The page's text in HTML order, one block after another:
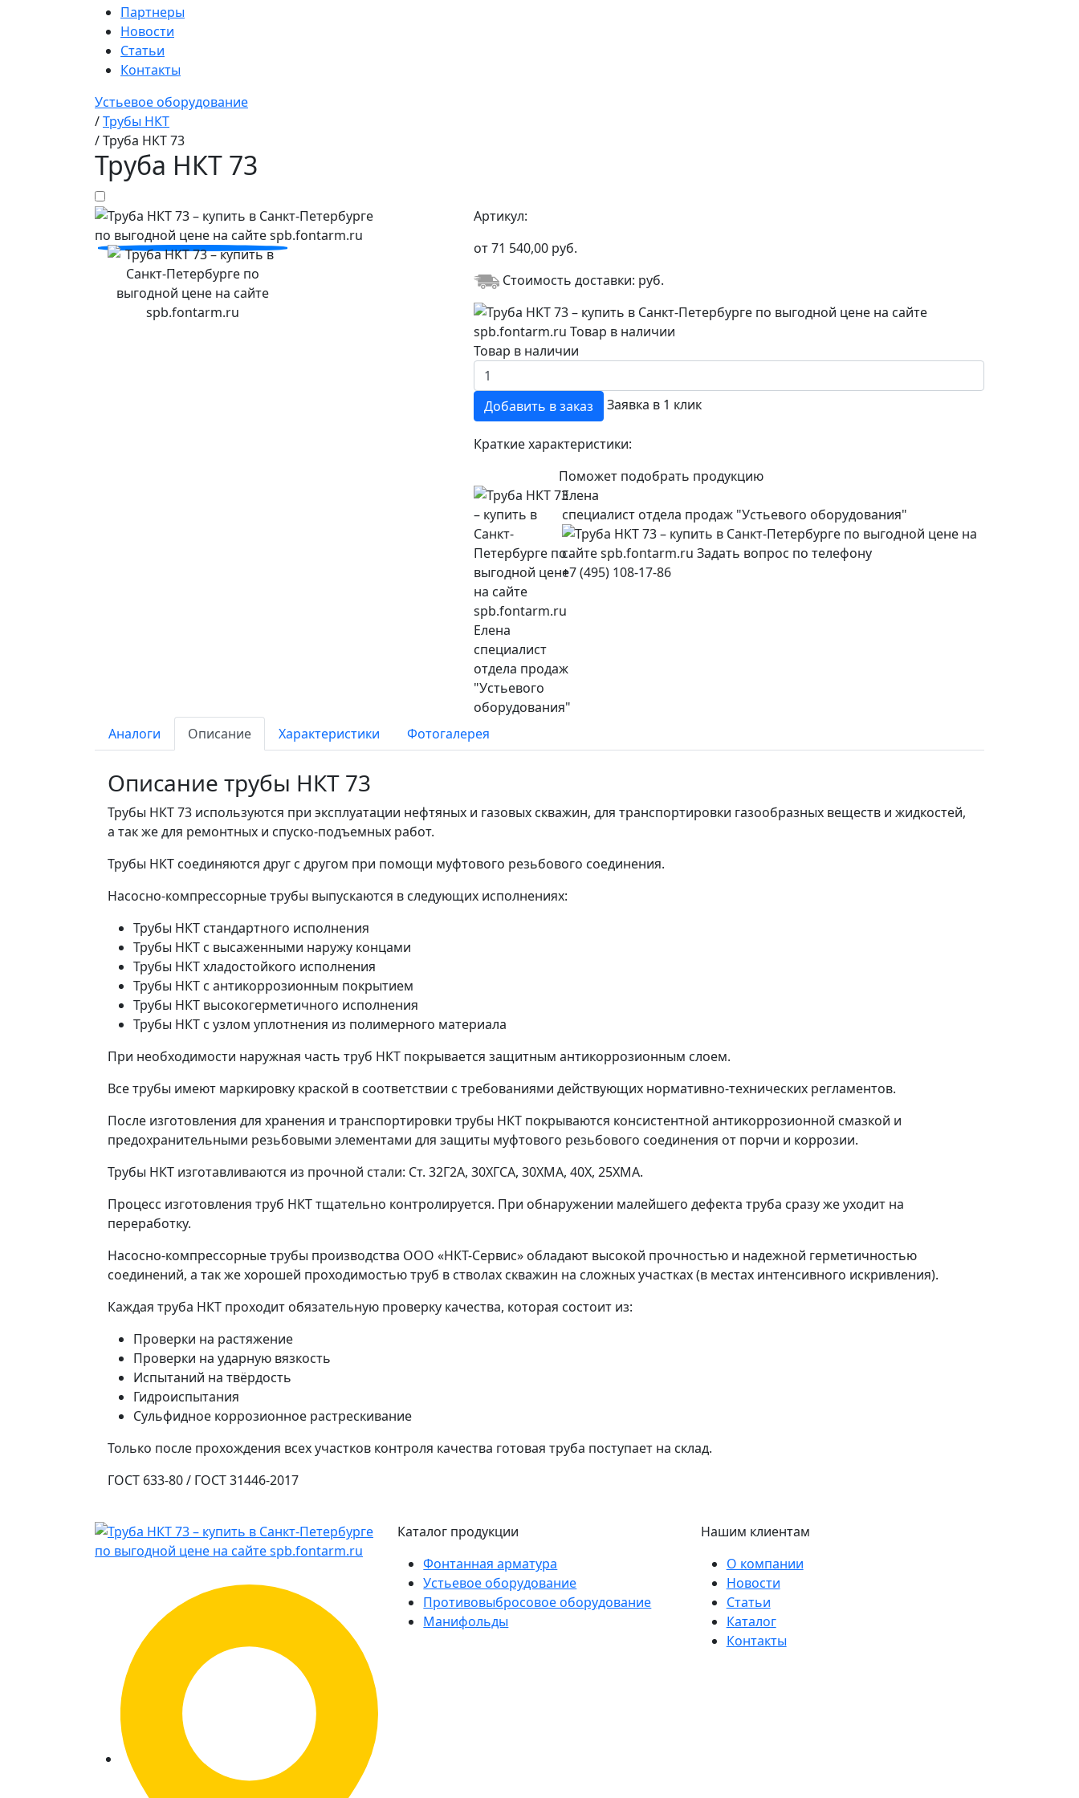
Партнеры
Новости
Статьи
Контакты
Устьевое оборудование
/Трубы НКТ
/Труба НКТ 73
Труба НКТ 73
Артикул:
от71 540,00руб.
Стоимость доставки: руб.
Товар в наличии
Добавить в заказ Заявка в 1 клик
Краткие характеристики:
Поможет подобрать продукцию
Елена
специалист отдела продаж "Устьевого оборудования"
+7 (495) 108-17-86
Аналоги Описание Характеристики Фотогалерея
Описание трубы НКТ 73
Трубы НКТ 73 используются при эксплуатации нефтяных и газовых скважин, для транспортировки газообразных веществ и жидкостей,
а так же для ремонтных и спуско-подъемных работ.
Трубы НКТ соединяются друг с другом при помощи муфтового резьбового соединения.
Насосно-компрессорные трубы выпускаются в следующих исполнениях:
Трубы НКТ стандартного исполнения
Трубы НКТ с высаженными наружу концами
Трубы НКТ хладостойкого исполнения
Трубы НКТ с антикоррозионным покрытием
Трубы НКТ высокогерметичного исполнения
Трубы НКТ с узлом уплотнения из полимерного материала
При необходимости наружная часть труб НКТ покрывается защитным антикоррозионным слоем.
Все трубы имеют маркировку краской в соответствии с требованиями действующих нормативно-технических регламентов.
После изготовления для хранения и транспортировки трубы НКТ покрываются консистентной антикоррозионной смазкой и
предохранительными резьбовыми элементами для защиты муфтового резьбового соединения от порчи и коррозии.
Трубы НКТ изготавливаются из прочной стали: Ст. 32Г2А, 30ХГСА, 30ХМА, 40Х, 25ХМА.
Процесс изготовления труб НКТ тщательно контролируется. При обнаружении малейшего дефекта труба сразу же уходит на
переработку.
Насосно-компрессорные трубы производства ООО «НКТ-Сервис» обладают высокой прочностью и надежной герметичностью
соединений, а так же хорошей проходимостью труб в стволах скважин на сложных участках (в местах интенсивного искривления).
Каждая труба НКТ проходит обязательную проверку качества, которая состоит из:
Проверки на растяжение
Проверки на ударную вязкость
Испытаний на твёрдость
Гидроиспытания
Сульфидное коррозионное растрескивание
Только после прохождения всех участков контроля качества готовая труба поступает на склад.
ГОСТ 633-80 / ГОСТ 31446-2017
Каталог продукции
Фонтанная арматура
Устьевое оборудование
Противовыбросовое оборудование
Манифольды
Нашим клиентам
О компании
Новости
Статьи
Каталог
Контакты